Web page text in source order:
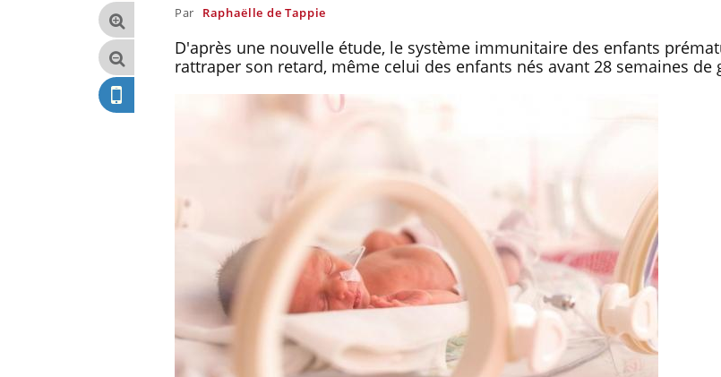
Par Raphaëlle de Tappie
D'après une nouvelle étude, le système immunitaire des enfants
rattraper son retard, même celui des enfants nés avant 28 semaines de